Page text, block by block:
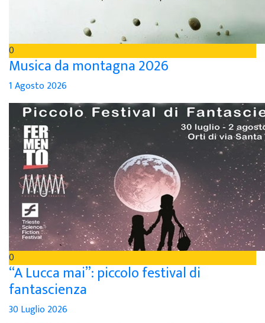
0
Musica da montagna 2026
1 Agosto 2026
0
“A Lucca mai”: piccolo festival di
fantascienza
30 Luglio 2026